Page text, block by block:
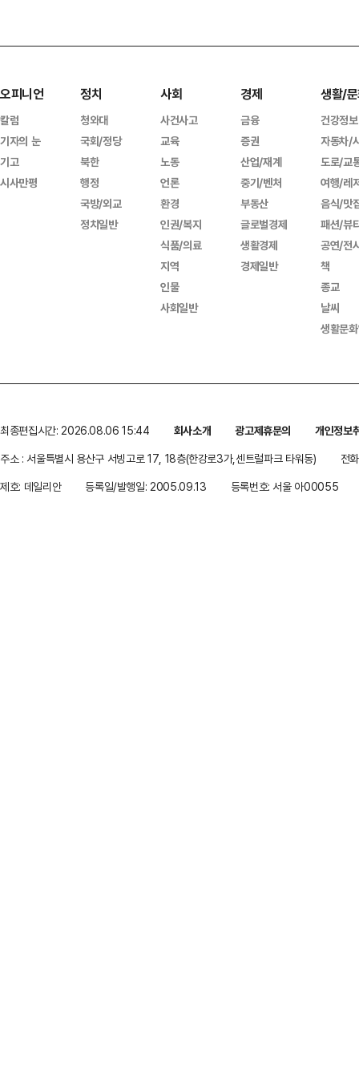
오피니언
칼럼
기자의 눈
기고
시사만평
정치
청와대
국회/정당
북한
행정
국방/외교
정치일반
사회
사건사고
교육
노동
언론
환경
인권/복지
식품/의료
지역
인물
사회일반
경제
금융
증권
산업/재계
중기/벤처
부동산
글로벌경제
생활경제
경제일반
생활/
건강정보
자동차/
도로/교
여행/레
음식/맛
패션/뷰
공연/전
책
종교
날씨
생활문
최종편집시간: 2026.08.06 15:44 회사소개 광고제휴문의
개인정보
주소 : 서울특별시 용산구 서빙고로 17, 18층(한강로3가,센트럴파크 타워동)
전
제호: 데일리안
등록일/발행일: 2005.09.13 등록번호: 서울 아00055